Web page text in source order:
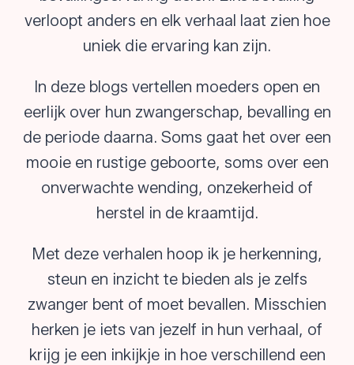
verloopt anders en elk verhaal laat zien hoe
uniek die ervaring kan zijn.
In deze blogs vertellen moeders open en
eerlijk over hun zwangerschap, bevalling en
de periode daarna. Soms gaat het over een
mooie en rustige geboorte, soms over een
onverwachte wending, onzekerheid of
herstel in de kraamtijd.
Met deze verhalen hoop ik je herkenning,
steun en inzicht te bieden als je zelfs
zwanger bent of moet bevallen. Misschien
herken je iets van jezelf in hun verhaal, of
krijg je een inkijkje in hoe verschillend een